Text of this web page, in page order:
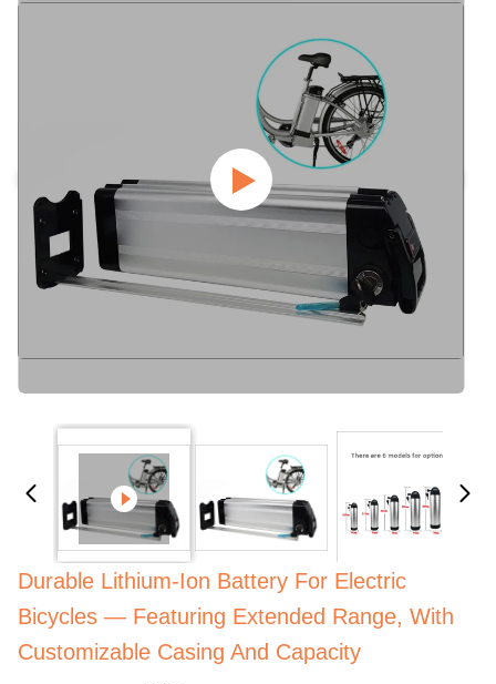
Durable Lithium-Ion Battery For Electric
Bicycles — Featuring Extended Range, With
Customizable Casing And Capacity